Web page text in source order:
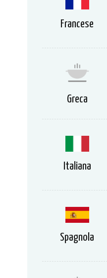
Francese
Greca
Italiana
Spagnola